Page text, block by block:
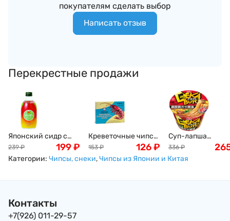
покупателям сделать выбор
Написать отзыв
Перекрестные продажи
Японский сидр с
манго Томомасу
Tomomasu Mango
Cider, 300 мл,
239 ₽ 199₽
Креветочные чипсы
Ou Jiang, 227г
153 ₽ 126₽
Суп-лапша
быстрого
приготовления,
336 ₽
Категории: Чипсы, снеки,Чипсы из Японии и Китая
Контакты
+7(926) 011-29-57